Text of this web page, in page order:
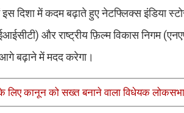
दिशा में कदम बढ़ाते हुए नेटफ्लिक्स इंडिया
और राष्ट्रीय फ़िल्म विकास निगम
बढ़ाने में मदद करेगा।
लिए कानून को सख्त बनाने वाला विधेयक लोकसभा